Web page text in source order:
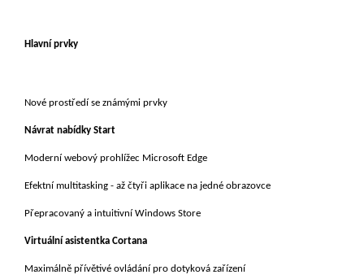
Hlavní prvky
Nové prostředí se známými prvky
Návrat nabídky Start
Moderní webový prohlížec Microsoft Edge
Efektní multitasking - až čtyři aplikace na jedné obrazovce
Přepracovaný a intuitivní Windows Store
Virtuální asistentka Cortana
Maximálně přívětivé ovládání pro dotyková zařízení